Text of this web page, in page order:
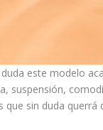
duda este modelo
suspensión,
sin duda